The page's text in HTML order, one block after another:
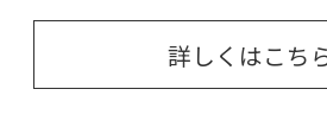
詳しくはこち